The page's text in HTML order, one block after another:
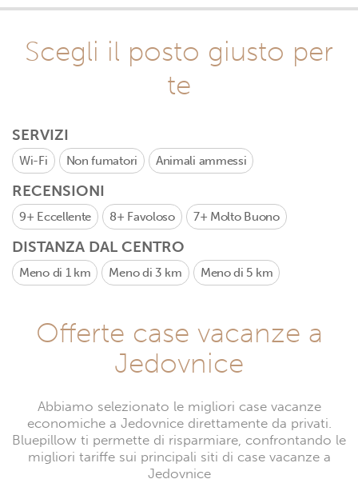
Scegli il posto giusto per
te
SERVIZI
Wi-Fi Non fumatori Animali ammessi
RECENSIONI
9+ Eccellente 8+ Favoloso 7+ Molto Buono
DISTANZA DAL CENTRO
Meno di 1 km Meno di 3 km Meno di 5 km
Offerte case vacanze a
Jedovnice
Abbiamo selezionato le migliori case vacanze
economiche a Jedovnice direttamente da privati.
Bluepillow ti permette di risparmiare, confrontando le
migliori tariffe sui principali siti di case vacanze a
Jedovnice